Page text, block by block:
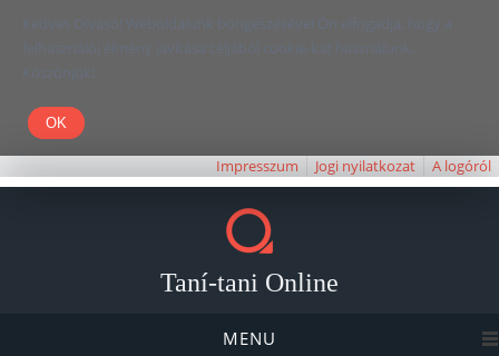
Kedves Olvasó! Weboldalunk böngészésével Ön elfogadja, hogy a
felhasználói élmény javítása céljából cookie-kat használunk.
Köszönjük!
Impresszum Jogi nyilatkozat A logóról
Taní-tani Online
MENU